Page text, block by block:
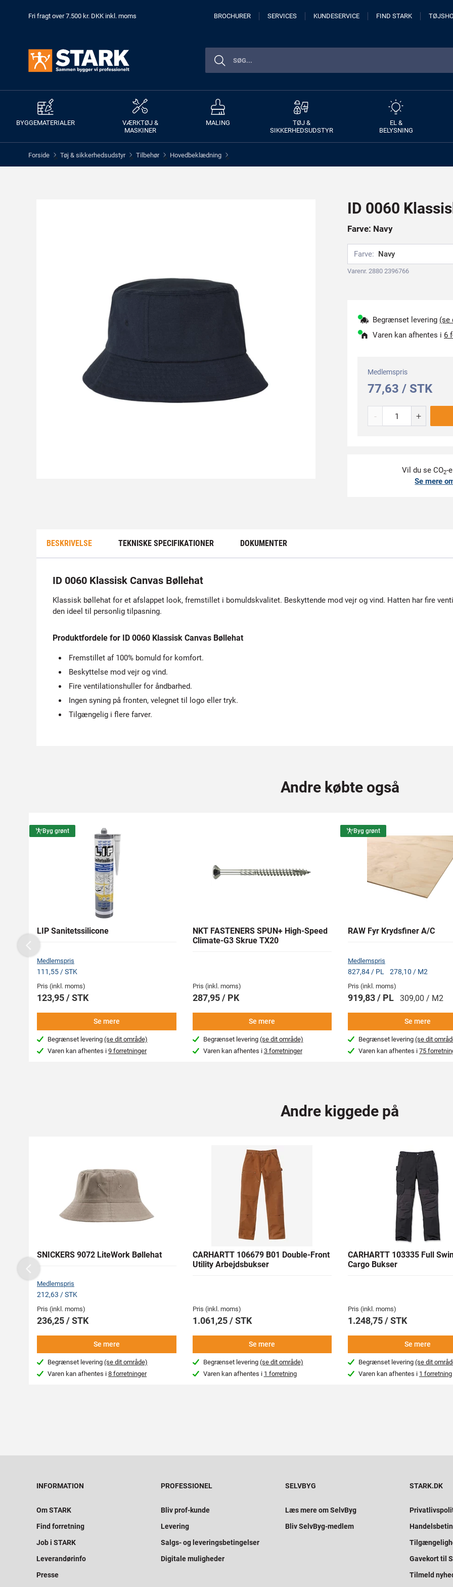
Fri fragt over 7.500 kr. DKK inkl. moms BROCHURER SERVICES KUNDESERVICE FIND STARK
BYGGEMATERIALER
VÆRKTØJ &
MASKINER
MALING
TØJ &
SIKKERHEDSUDSTYR
EL &
BELYSNING
Forside > Tøj & sikkerhedsudstyr > Tilbehør > Hovedbeklædning >
ID 0060
Farve: Navy
Farve: Navy
Varenr. 2880 2396766
Begrænset levering (se
Varen kan afhentes i 6
Medlemspris
77,63 / STK
- +
Vil du se CO2-
Se mere
BESKRIVELSE TEKNISKE SPECIFIKATIONER DOKUMENTER
ID 0060 Klassisk Canvas Bøllehat
Klassisk bøllehat for et afslappet look, fremstillet i bomuldskvalitet. Beskyttende mod vejr og vind. Hatten har fire
den ideel til personlig tilpasning.
Produktfordele for ID 0060 Klassisk Canvas Bøllehat
Fremstillet af 100% bomuld for komfort.
Beskyttelse mod vejr og vind.
Fire ventilationshuller for åndbarhed.
Ingen syning på fronten, velegnet til logo eller tryk.
Tilgængelig i flere farver.
Andre købte også
Byg grønt
LIP Sanitetssilicone
Medlemspris
111,55 / STK
Pris (inkl. moms)
123,95 / STK
Se mere
Begrænset levering(se dit område)
Varen kan afhentes i9 forretninger
NKT FASTENERS SPUN+ High-Speed
Climate-G3 Skrue TX20
Pris (inkl. moms)
287,95 / PK
Se mere
Begrænset levering (se dit område)
Varen kan afhentes i 3 forretninger
Byg grønt
RAW Fyr Krydsfiner A/C
Medlemspris
827,84 / PL 278,10 / M2
Pris (inkl. moms)
919,83 / PL 309,00 / M2
Se mere
Begrænset levering(se dit
Varen kan afhentes i75
Previous
Andre kiggede på
SNICKERS 9072 LiteWork Bøllehat
Medlemspris
212,63 / STK
Pris (inkl. moms)
236,25 / STK
Se mere
Begrænset levering(se dit område)
Varen kan afhentes i8 forretninger
CARHARTT 106679 B01 Double-Front
Utility Arbejdsbukser
Pris (inkl. moms)
1.061,25 / STK
Se mere
Begrænset levering (se dit område)
Varen kan afhentes i 1 forretning
CARHARTT 103335 Full
Cargo Bukser
Pris (inkl. moms)
1.248,75 / STK
Se mere
Begrænset levering(se dit
Varen kan afhentes i 1 forretning
Previous
INFORMATION
Om STARK
Find forretning
Job i STARK
Leverandørinfo
Presse
PROFESSIONEL
Bliv prof-kunde
Levering
Salgs- og leveringsbetingelser
Digitale muligheder
SELVBYG
Læs mere om SelvByg
Bliv SelvByg-medlem
STARK.DK
Gavekort til
Tilmeld